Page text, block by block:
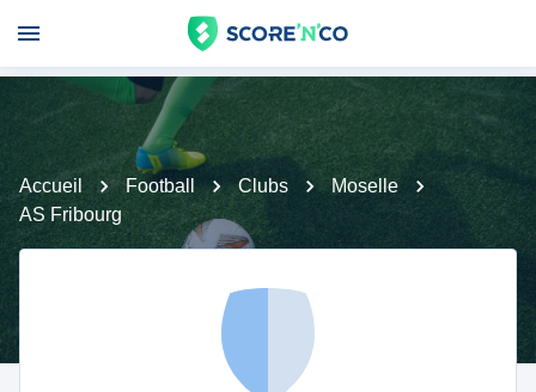
Accueil Football Clubs
Moselle
AS Fribourg